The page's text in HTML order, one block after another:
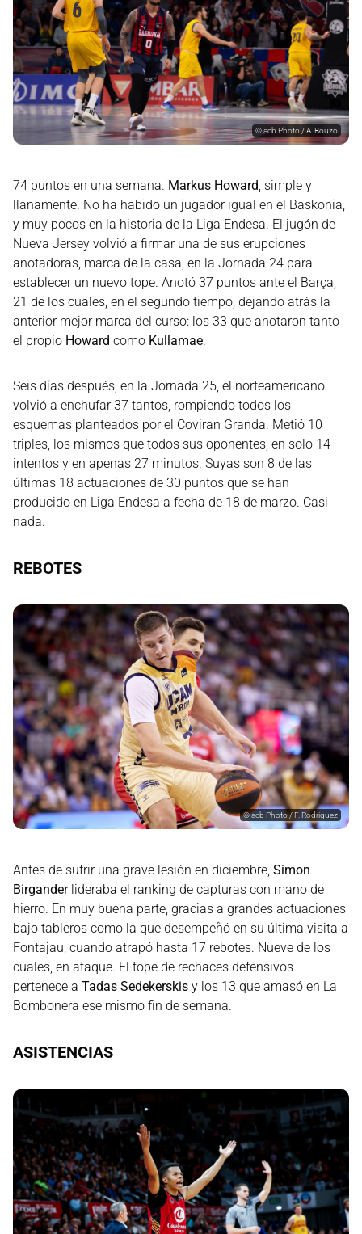
©acb Photo / A. Bouzo
74 puntos en una semana. Markus Howard, simple y
llanamente. No ha habido un jugador igual en el Baskonia,
y muy pocos en la historia de la Liga Endesa. El jugón de
Nueva Jersey volvió a firmar una de sus erupciones
anotadoras, marca de la casa, en la Jornada 24 para
establecer un nuevo tope. Anotó 37 puntos ante el Barça,
21 de los cuales, en el segundo tiempo, dejando atrás la
anterior mejor marca del curso: los 33 que anotaron tanto
el propio Howard como Kullamae.
Seis días después, en la Jornada 25, el norteamericano
volvió a enchufar 37 tantos, rompiendo todos los
esquemas planteados por el Coviran Granda. Metió 10
triples, los mismos que todos sus oponentes, en solo 14
intentos y en apenas 27 minutos. Suyas son 8 de las
últimas 18 actuaciones de 30 puntos que se han
producido en Liga Endesa a fecha de 18 de marzo. Casi
nada.
REBOTES
©acb Photo / F. Rodriguez
Antes de sufrir una grave lesión en diciembre, Simon
Birganderlideraba el ranking de capturas con mano de
hierro. En muy buena parte, gracias a grandes actuaciones
bajo tableros como la que desempeñó en su última visita a
Fontajau, cuando atrapó hasta 17 rebotes. Nueve de los
cuales, en ataque. El tope de rechaces defensivos
pertenece a Tadas Sedekerskis y los 13 que amasó en La
Bombonera ese mismo fin de semana.
ASISTENCIAS